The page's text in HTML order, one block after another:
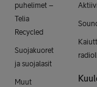
puhelimet –
Telia
Recycled
Suojakuoret
ja suojalasit
Muut